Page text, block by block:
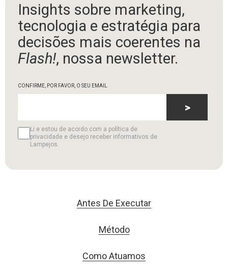
Insights sobre marketing,
tecnologia e estratégia para
decisões mais coerentes na
Flash!, nossa newsletter.
CONFIRME, POR FAVOR, O SEU EMAIL
Li e estou de acordo com a política de
privacidade e desejo receber informativos de
Lampejos.
>
Antes De Executar
Método
Como Atuamos